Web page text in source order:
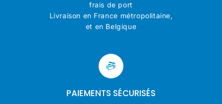
frais de port
Livraison en France métropolitaine,
et en Belgique
PAIEMENTS SÉCURISÉS